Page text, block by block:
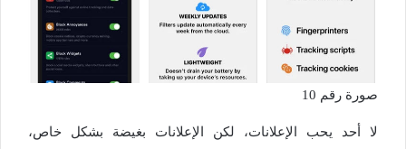
صورة رقم 10
لا أحد يحب الإعلانات، لكن الإعلانات بغيضة بشكل خاص،